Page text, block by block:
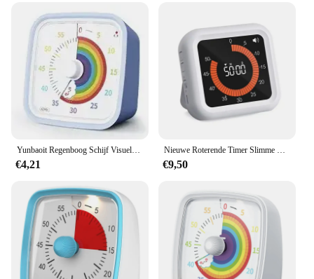
Yunbaoit Regenboog Schijf Visuele Timer Met Beschermhoes, 60 Minuten Countdown Timer Voor Kinderen En Volwassenen
€4,21
Nieuwe Roterende Timer Slimme Stille Visuele Analoge Timer Voor Kinderen En Volwassenen Optionele Alarm Uur Meter Voor Keuken Indoor Leeszaal
€9,50